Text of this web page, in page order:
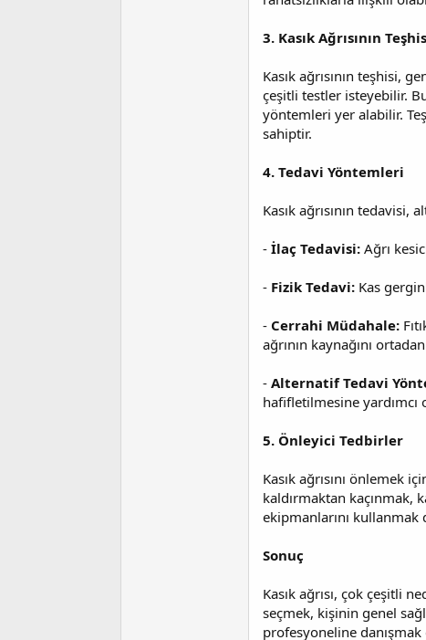
3. Kasık Ağrısının
Kasık ağrısının teşhisi,
çeşitli testler isteyebilir.
yöntemleri yer alabilir.
sahiptir.
4. Tedavi Yöntemleri
Kasık ağrısının
- İlaç Tedavisi: Ağrı
- Fizik Tedavi: Kas
- Cerrahi Müdahale:
ağrının kaynağını
- Alternatif Tedavi
hafifletilmesine yardımcı
5. Önleyici Tedbirler
Kasık ağrısını önlemek
kaldırmaktan kaçınmak,
ekipmanlarını kullanmak
Sonuç
Kasık ağrısı, çok çeşitli
seçmek, kişinin genel
profesyoneline